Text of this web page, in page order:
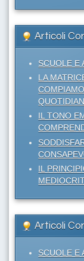
Articoli
SCUOLE E
LA
IL TONO
IL
Articoli
SCUOLE E